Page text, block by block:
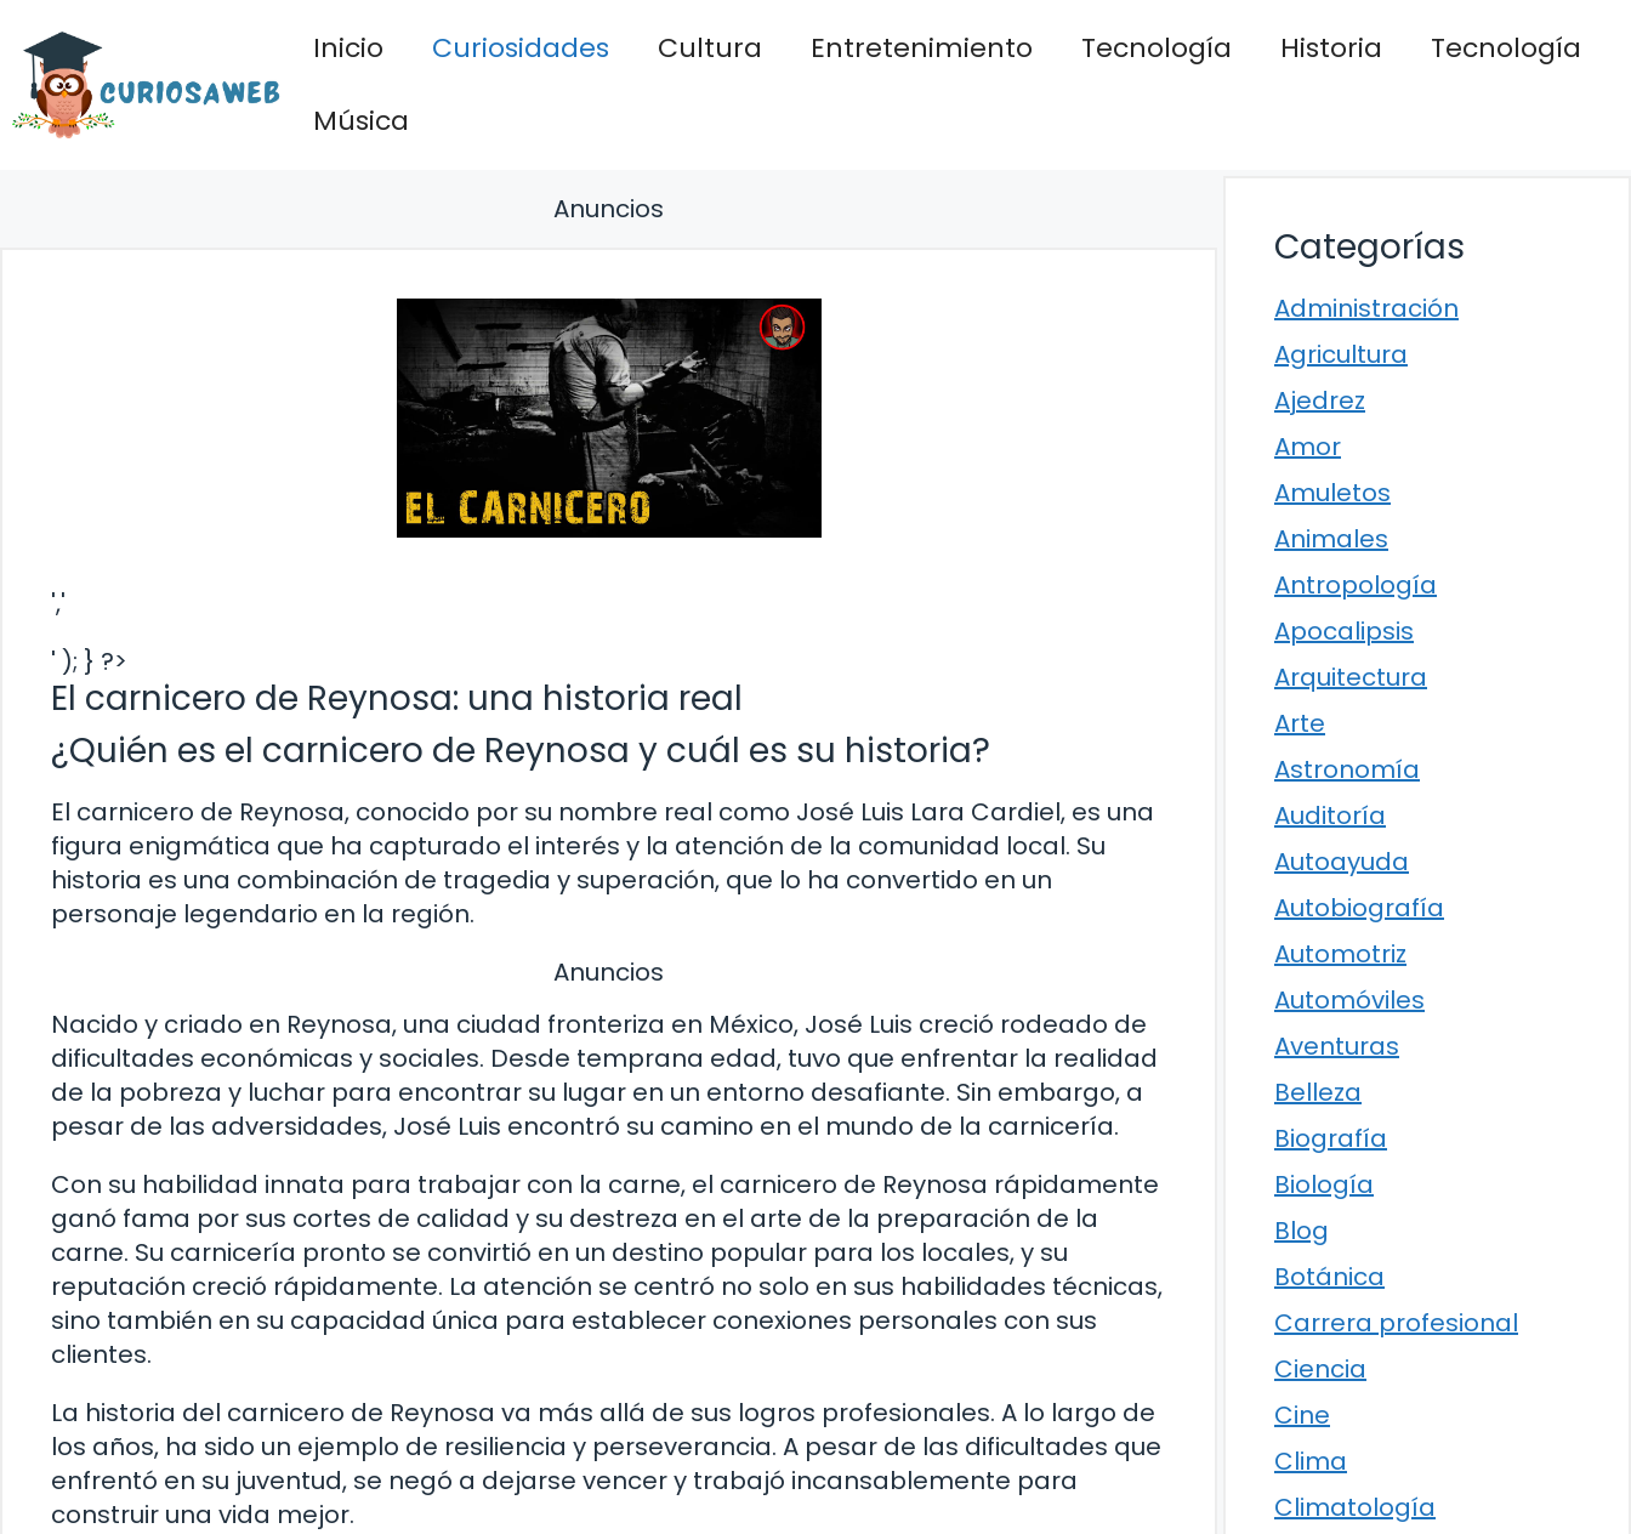
contenido
Inicio Curiosidades Cultura Entretenimiento Tecnología Historia
Tecnología
Música
Anuncios
','
' ); } ?>
El carnicero de Reynosa: una historia real
¿Quién es el carnicero de Reynosa y cuál es su historia?
El carnicero de Reynosa, conocido por su nombre real como José Luis Lara Cardiel, es una
figura enigmática que ha capturado el interés y la atención de la comunidad local. Su
historia es una combinación de tragedia y superación, que lo ha convertido en un
personaje legendario en la región.
Anuncios
Nacido y criado en Reynosa, una ciudad fronteriza en México, José Luis creció rodeado de
dificultades económicas y sociales. Desde temprana edad, tuvo que enfrentar la realidad
de la pobreza y luchar para encontrar su lugar en un entorno desafiante. Sin embargo, a
pesar de las adversidades, José Luis encontró su camino en el mundo de la carnicería.
Con su habilidad innata para trabajar con la carne, el carnicero de Reynosa rápidamente
ganó fama por sus cortes de calidad y su destreza en el arte de la preparación de la
carne. Su carnicería pronto se convirtió en un destino popular para los locales, y su
reputación creció rápidamente. La atención se centró no solo en sus habilidades técnicas,
sino también en su capacidad única para establecer conexiones personales con sus
clientes.
La historia del carnicero de Reynosa va más allá de sus logros profesionales. A lo largo de
los años, ha sido un ejemplo de resiliencia y perseverancia. A pesar de las dificultades que
enfrentó en su juventud, se negó a dejarse vencer y trabajó incansablemente para
construir una vida mejor.
Categorías
Administración
Agricultura
Ajedrez
Amor
Amuletos
Animales
Antropología
Apocalipsis
Arquitectura
Arte
Astronomía
Auditoría
Autoayuda
Autobiografía
Automotriz
Automóviles
Aventuras
Belleza
Biografía
Biología
Blog
Botánica
Carrera profesional
Ciencia
Cine
Clima
Climatología